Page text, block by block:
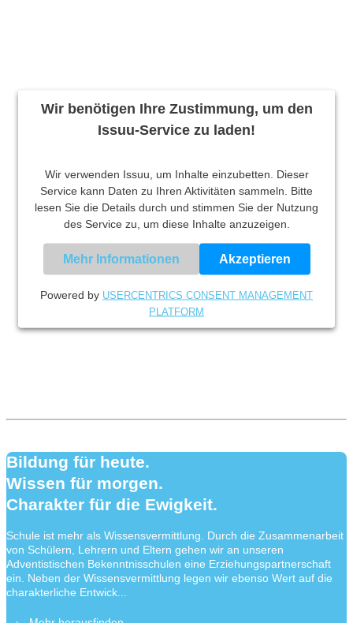
Wir benötigen Ihre Zustimmung, um den
Issuu-Service zu laden!
Wir verwenden Issuu, um Inhalte einzubetten. Dieser
Service kann Daten zu Ihren Aktivitäten sammeln. Bitte
lesen Sie die Details durch und stimmen Sie der Nutzung
des Service zu, um diese Inhalte anzuzeigen.
Mehr Informationen Akzeptieren
Powered by USERCENTRICS CONSENT MANAGEMENT
PLATFORM
Bildung für heute.
Wissen für morgen.
Charakter für die Ewigkeit.
Schule ist mehr als Wissensvermittlung. Durch die Zusammenarbeit
von Schülern, Lehrern und Eltern gehen wir an unseren
Adventistischen Bekenntnisschulen eine Erziehungspartnerschaft
ein. Neben der Wissensvermittlung legen wir ebenso Wert auf die
charakterliche Entwick...